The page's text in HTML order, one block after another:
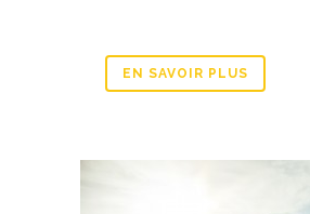
EN SAVOIR PLUS